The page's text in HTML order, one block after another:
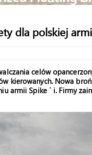
dla polskiej
celów
kierowanych. Nowa
armii Spike ʾ i. Firmy